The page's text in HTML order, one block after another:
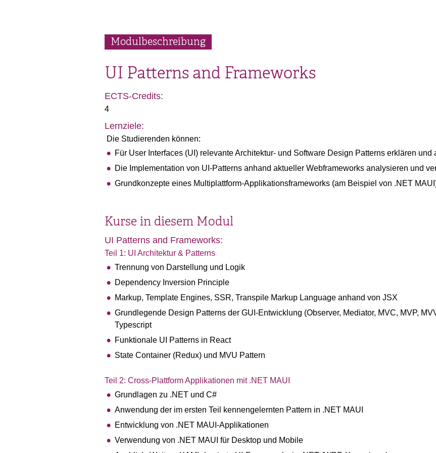
Modulbeschreibung
UI Patterns and Frameworks
ECTS-Credits:
4
Lernziele:
Die Studierenden können:
Für User Interfaces (UI) relevante Architektur- und Software Design Patterns erklären und
Die Implementation von UI-Patterns anhand aktueller Webframeworks analysieren und
Grundkonzepte eines Multiplattform-Applikationsframeworks (am Beispiel von .NET
Kurse in diesem Modul
UI Patterns and Frameworks:
Teil 1: UI Architektur & Patterns
Trennung von Darstellung und Logik
Dependency Inversion Principle
Markup, Template Engines, SSR, Transpile Markup Language anhand von JSX
Grundlegende Design Patterns der GUI-Entwicklung (Observer, Mediator, MVC, MVP,
Typescript
Funktionale UI Patterns in React
State Container (Redux) und MVU Pattern
Teil 2: Cross-Plattform Applikationen mit .NET MAUI
Grundlagen zu .NET und C#
Anwendung der im ersten Teil kennengelernten Pattern in .NET MAUI
Entwicklung von .NET MAUI-Applikationen
Verwendung von .NET MAUI für Desktop und Mobile